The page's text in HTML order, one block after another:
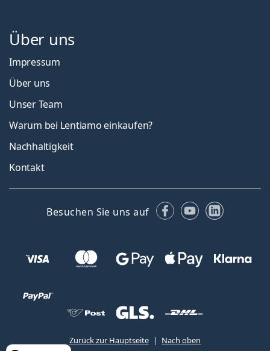
Über uns
Impressum
Über uns
Unser Team
Warum bei Lentiamo einkaufen?
Nachhaltigkeit
Kontakt
Besuchen Sie uns auf Facebook
YouTubeLinkedIn
Zurück zur Hauptseite Nach oben